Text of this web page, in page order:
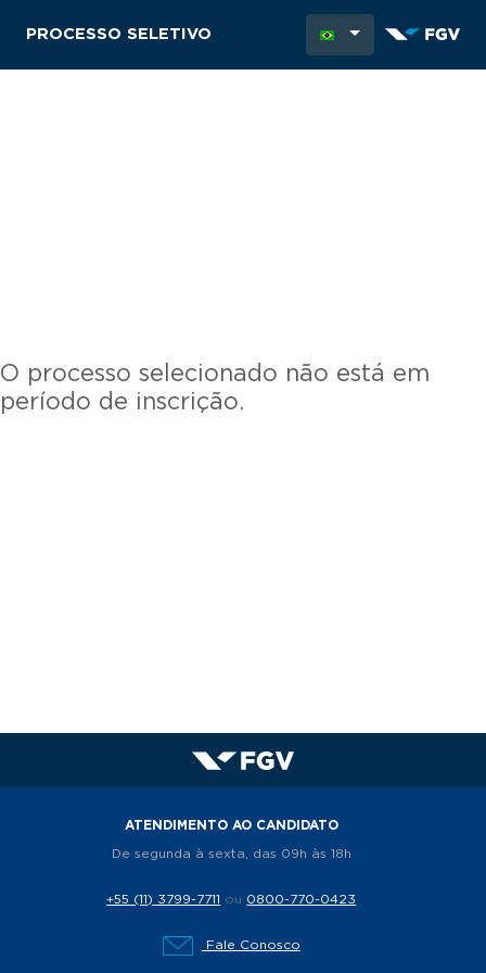
PROCESSO SELETIVO
O processo selecionado não está em
período de inscrição.
ATENDIMENTO AO CANDIDATO
De segunda à sexta, das 09h às 18h
+55 (11) 3799-7711 ou 0800-770-0423
Fale Conosco